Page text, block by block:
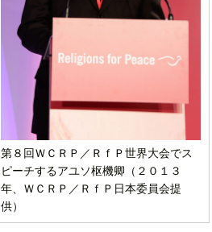
第８回ＷＣＲＰ／ＲｆＰ世界大会でス
ピーチするアユソ枢機卿（２０１３
年、ＷＣＲＰ／ＲｆＰ日本委員会提
供）